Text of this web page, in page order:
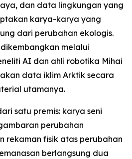
dan data lingkungan yang
karya-karya yang
dari perubahan ekologis.
melalui
AI dan ahli robotika Mihai
data iklim Arktik secara
utamanya.
satu premis: karya seni
perubahan
rekaman fisik atas perubahan
berlangsung dua